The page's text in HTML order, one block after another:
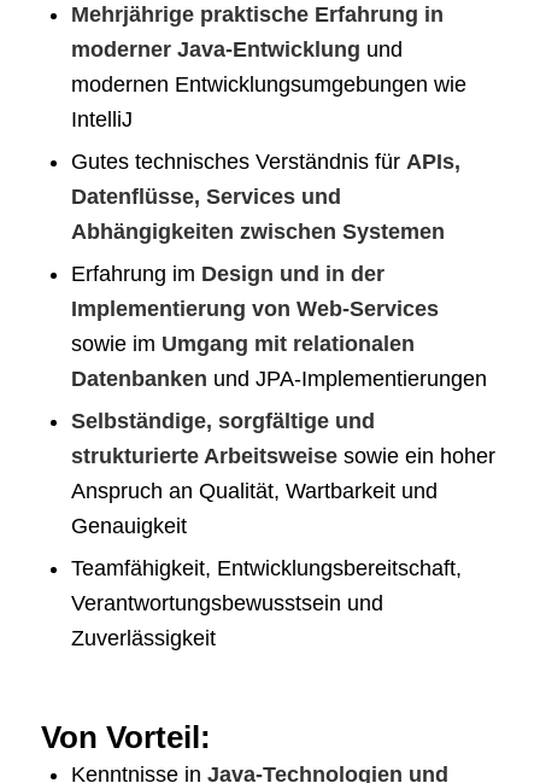
Mehrjährige praktische Erfahrung in
moderner Java-Entwicklung und
modernen Entwicklungsumgebungen wie
IntelliJ
Gutes technisches Verständnis für APIs,
Datenflüsse, Services und
Abhängigkeiten zwischen Systemen
Erfahrung im Design und in der
Implementierung von Web-Services
sowie im Umgang mit relationalen
Datenbanken und JPA-Implementierungen
Selbständige, sorgfältige und
strukturierte Arbeitsweisesowie ein hoher
Anspruch an Qualität, Wartbarkeit und
Genauigkeit
Teamfähigkeit, Entwicklungsbereitschaft,
Verantwortungsbewusstsein und
Zuverlässigkeit
Von Vorteil:
Kenntnisse in Java-Technologien und